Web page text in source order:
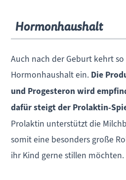
Hormonhaushalt
Auch nach der Geburt kehrt
Hormonhaushalt ein. Die
und Progesteron wird
dafür steigt der Prolaktin-
Prolaktin unterstützt die
somit eine besonders große
ihr Kind gerne stillen möchten.